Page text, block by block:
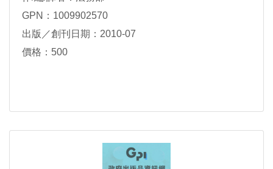
GPN：1009902570
出版／創刊日期：2010-07
價格：500